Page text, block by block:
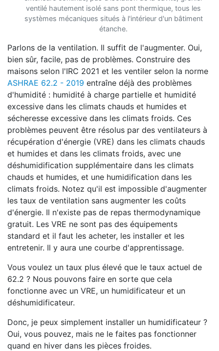
ventilé hautement isolé sans pont thermique, tous les
systèmes mécaniques situés à l'intérieur d'un bâtiment
étanche.
Parlons de la ventilation. Il suffit de l'augmenter. Oui,
bien sûr, facile, pas de problèmes. Construire des
maisons selon l'IRC 2021 et les ventiler selon la norme
ASHRAE 62.2 - 2019 entraîne déjà des problèmes
d'humidité : humidité à charge partielle et humidité
excessive dans les climats chauds et humides et
sécheresse excessive dans les climats froids. Ces
problèmes peuvent être résolus par des ventilateurs à
récupération d'énergie (VRE) dans les climats chauds
et humides et dans les climats froids, avec une
déshumidification supplémentaire dans les climats
chauds et humides, et une humidification dans les
climats froids. Notez qu'il est impossible d'augmenter
les taux de ventilation sans augmenter les coûts
d'énergie. Il n'existe pas de repas thermodynamique
gratuit. Les VRE ne sont pas des équipements
standard et il faut les acheter, les installer et les
entretenir. Il y aura une courbe d'apprentissage.
Vous voulez un taux plus élevé que le taux actuel de
62.2 ? Nous pouvons faire en sorte que cela
fonctionne avec un VRE, un humidificateur et un
déshumidificateur.
Donc, je peux simplement installer un humidificateur ?
Oui, vous pouvez, mais ne le faites pas fonctionner
quand en hiver dans les pièces froides.